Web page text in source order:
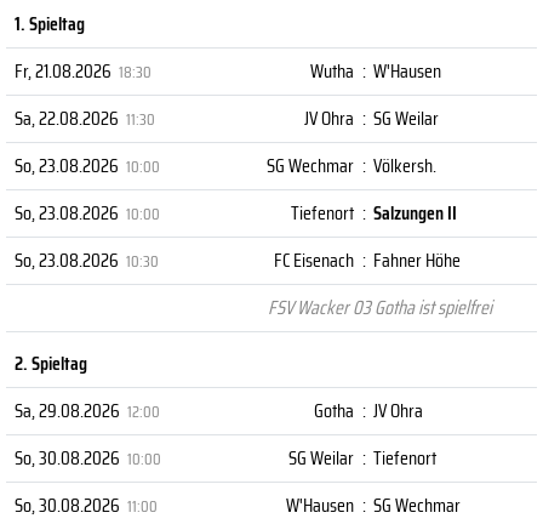
1. Spieltag
Fr, 21.08.2026 18:30 Wutha : W'Hausen
Sa, 22.08.2026 11:30 JV Ohra : SG Weilar
So, 23.08.2026 10:00 SG Wechmar : Völkersh.
So, 23.08.2026 10:00 Tiefenort : Salzungen II
So, 23.08.2026 10:30 FC Eisenach : Fahner Höhe
FSV Wacker 03 Gotha ist spielfrei
2. Spieltag
Sa, 29.08.2026 12:00 Gotha : JV Ohra
So, 30.08.2026 10:00 SG Weilar : Tiefenort
So, 30.08.2026 11:00 W'Hausen : SG Wechmar